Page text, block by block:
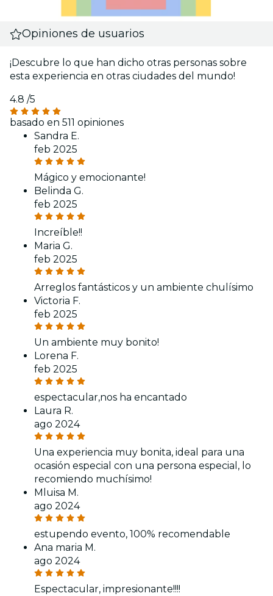
Opiniones de usuarios
¡Descubre lo que han dicho otras personas sobre
esta experiencia en otras ciudades del mundo!
4.8 /5
basado en 511 opiniones
Sandra E.
feb 2025
Mágico y emocionante!
Belinda G.
feb 2025
Increíble!!
Maria G.
feb 2025
Arreglos fantásticos y un ambiente chulísimo
Victoria F.
feb 2025
Un ambiente muy bonito!
Lorena F.
feb 2025
espectacular,nos ha encantado
Laura R.
ago 2024
Una experiencia muy bonita, ideal para una
ocasión especial con una persona especial, lo
recomiendo muchísimo!
Mluisa M.
ago 2024
estupendo evento, 100% recomendable
Ana maria M.
ago 2024
Espectacular, impresionante!!!!